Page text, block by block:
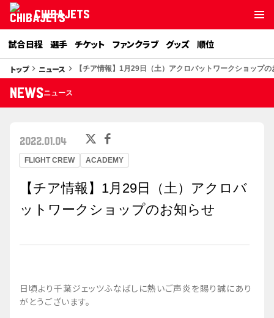
CHIBAJETS
試合日程 選手 チケット ファンクラブ グッズ 順位
トップkeyboard_arrow_right ニュース keyboard_arrow_right 【チア情報】1月29日（土）アクロバットワークショップの
NEWSニュース
FLIGHT CREW ACADEMY
2022.01.04
【チア情報】1月29日（土）アクロバ
ットワークショップのお知らせ
日頃より千葉ジェッツふなばしに熱いご声炎を賜り誠にあり
がとうございます。